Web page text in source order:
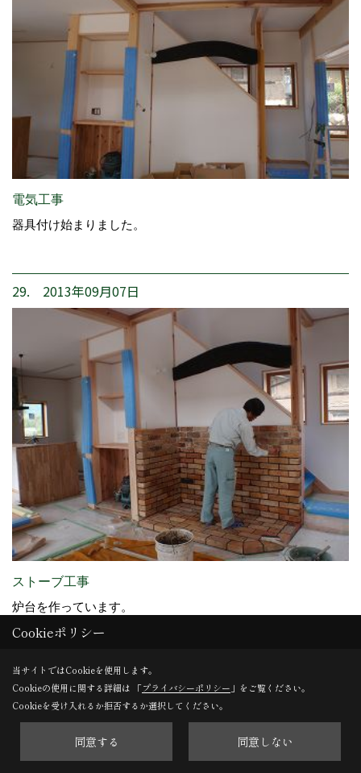
電気工事
器具付け始まりました。
29. 2013年09月07日
ストーブ工事
炉台を作っています。
エリア別 - 南信 にある
その他の現場レポート（竣工）
Cookieポリシー
当サイトではCookieを使用します。
Cookieの使用に関する詳細は 「プライバシーポリシー 」をご覧ください。
Cookieを受け入れるか拒否するか選択してください。
同意する 同意しない